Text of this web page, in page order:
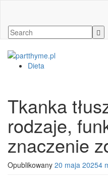
Dieta
Tkanka
rodzaje,
znaczenie
Opublikowany 20 maja 20254